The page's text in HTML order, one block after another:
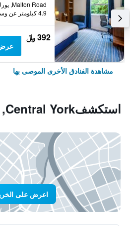
4.9 كيلومتر عن وسط المدينة
392 ﷼
مشاهدة الفنادق الأخرى الموصى بها
استكشفCentral York, يورك
اعرض على